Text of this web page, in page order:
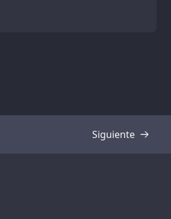
Siguiente
Transcripción